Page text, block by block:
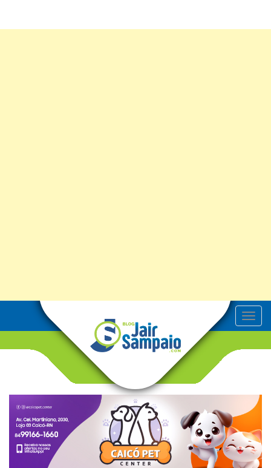
T
o
v
g
t
i
o
n